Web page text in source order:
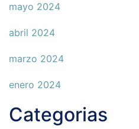
mayo 2024
abril 2024
marzo 2024
enero 2024
Categorias